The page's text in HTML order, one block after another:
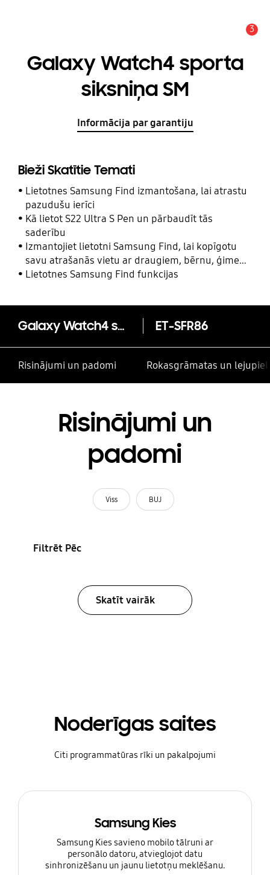
3
Galaxy Watch4 sporta
siksniņa SM
Informācija par garantiju
Bieži Skatītie Temati
Lietotnes Samsung Find izmantošana, lai atrastu
pazudušu ierīci
Kā lietot S22 Ultra S Pen un pārbaudīt tās
saderību
Izmantojiet lietotni Samsung Find, lai kopīgotu
savu atrašanās vietu ar draugiem, bērnu, ģimeni
un citām kontaktpersonām
Lietotnes Samsung Find funkcijas
Galaxy Watch4 sporta siksniņa SM ET-SFR86
Risinājumi un padomi Rokasgrāmatas un
Risinājumi un
padomi
Viss BUJ
Filtrēt Pēc
Skatīt vairāk
Noderīgas saites
Citi programmatūras rīki un pakalpojumi
Samsung Kies
Samsung Kies savieno mobilo tālruni ar
personālo datoru, atvieglojot datu
sinhronizēšanu un jaunu lietotņu meklēšanu.